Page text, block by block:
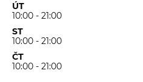
ÚT
10:00 - 21:00
ST
10:00 - 21:00
ČT
10:00 - 21:00